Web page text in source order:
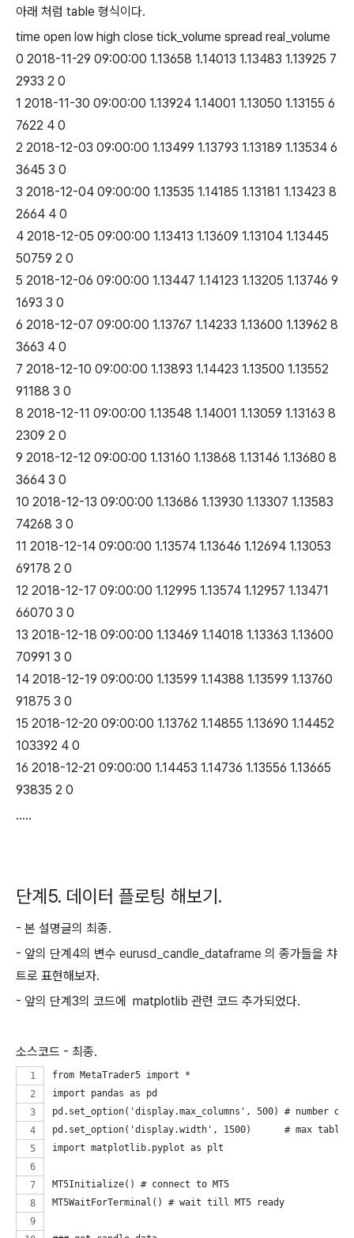
아래 처럼 table 형식이다.
time open low high close tick_volume spread real_volume
0 2018-11-29 09:00:00 1.13658 1.14013 1.13483 1.13925 7
2933 2 0
1 2018-11-30 09:00:00 1.13924 1.14001 1.13050 1.13155 6
7622 4 0
2 2018-12-03 09:00:00 1.13499 1.13793 1.13189 1.13534 6
3645 3 0
3 2018-12-04 09:00:00 1.13535 1.14185 1.13181 1.13423 8
2664 4 0
4 2018-12-05 09:00:00 1.13413 1.13609 1.13104 1.13445
50759 2 0
5 2018-12-06 09:00:00 1.13447 1.14123 1.13205 1.13746 9
1693 3 0
6 2018-12-07 09:00:00 1.13767 1.14233 1.13600 1.13962 8
3663 4 0
7 2018-12-10 09:00:00 1.13893 1.14423 1.13500 1.13552
91188 3 0
8 2018-12-11 09:00:00 1.13548 1.14001 1.13059 1.13163 8
2309 2 0
9 2018-12-12 09:00:00 1.13160 1.13868 1.13146 1.13680 8
3664 3 0
10 2018-12-13 09:00:00 1.13686 1.13930 1.13307 1.13583
74268 3 0
11 2018-12-14 09:00:00 1.13574 1.13646 1.12694 1.13053
69178 2 0
12 2018-12-17 09:00:00 1.12995 1.13574 1.12957 1.13471
66070 3 0
13 2018-12-18 09:00:00 1.13469 1.14018 1.13363 1.13600
70991 3 0
14 2018-12-19 09:00:00 1.13599 1.14388 1.13599 1.13760
91875 3 0
15 2018-12-20 09:00:00 1.13762 1.14855 1.13690 1.14452
103392 4 0
16 2018-12-21 09:00:00 1.14453 1.14736 1.13556 1.13665
93835 2 0
.....
단계5. 데이터 플로팅 해보기.
- 본 설명글의 최종.
- 앞의 단계4의 변수 eurusd_candle_dataframe 의 종가들을 챠
트로 표현해보자.
- 앞의 단계3의 코드에 matplotlib 관련 코드 추가되었다.
소스코드 - 최종.
from MetaTrader5 import *
import pandas as pd
pd.set_option('display.max_columns', 500) # number of
pd.set_option('display.width', 1500)      # max table
import matplotlib.pyplot as plt
MT5Initialize() # connect to MT5
MT5WaitForTerminal() # wait till MT5 ready